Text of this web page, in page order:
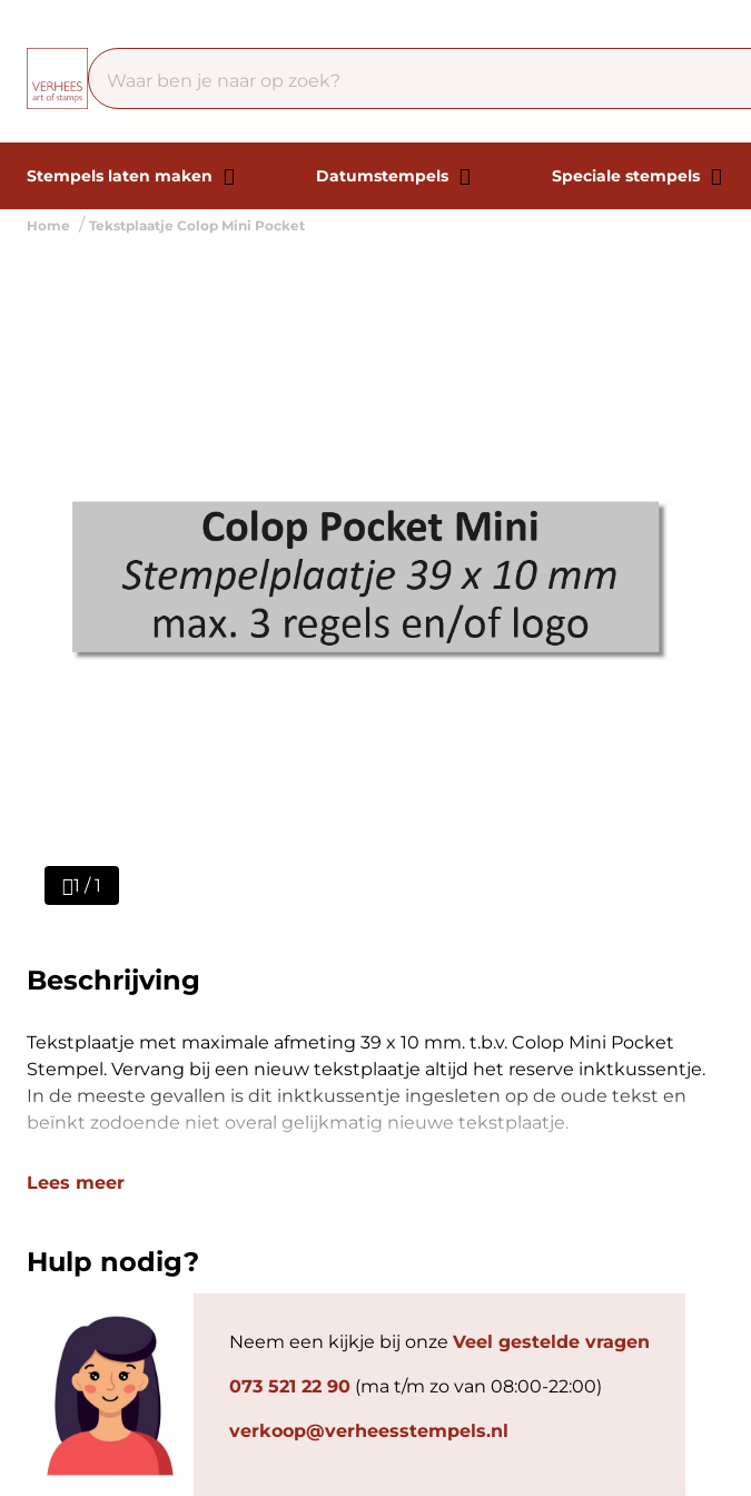
Stempels laten maken Datumstempels Speciale stempels
Home Tekstplaatje Colop Mini Pocket
1 / 1
Beschrijving
Tekstplaatje met maximale afmeting 39 x 10 mm. t.b.v. Colop Mini Pocket
Stempel. Vervang bij een nieuw tekstplaatje altijd het reserve inktkussentje.
In de meeste gevallen is dit inktkussentje ingesleten op de oude tekst en
beïnkt zodoende niet overal gelijkmatig nieuwe tekstplaatje.
Lees meer
Hulp nodig?
Neem een kijkje bij onze Veel gestelde vragen
073 521 22 90 (ma t/m zo van 08:00-22:00)
verkoop@verheesstempels.nl